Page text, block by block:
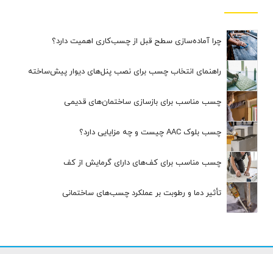
چرا آماده‌سازی سطح قبل از چسب‌کاری اهمیت دارد؟
راهنمای انتخاب چسب برای نصب پنل‌های دیوار پیش‌ساخته
چسب مناسب برای بازسازی ساختمان‌های قدیمی
چسب بلوک AAC چیست و چه مزایایی دارد؟
چسب مناسب برای کف‌های دارای گرمایش از کف
تأثیر دما و رطوبت بر عملکرد چسب‌های ساختمانی